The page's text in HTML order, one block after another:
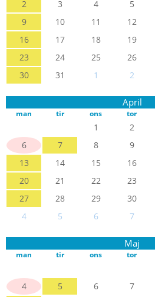
2
3 4 5
9
10 11 12
16
17 18 19
23
24 25 26
30
31 1 2
April
man tir ons tor
1 2
6
7 8 9
13
14 15 16
20
21 22 23
27
28 29 30
4
5 6 7
Maj
man tir ons tor
4
5 6 7